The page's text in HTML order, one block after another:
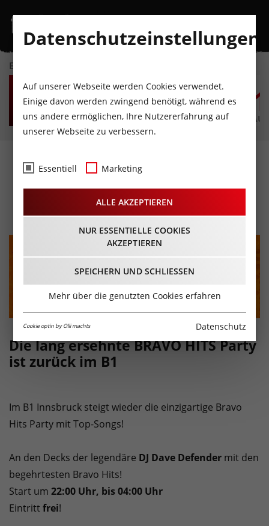
EVENTKALENDER
SA
8
AUGUST
SO
9
AUGUST
MO
10
AUGUST
DI
11
AUGUST
MI
12
AUGUST
Bravo Hits Party im B1
first floor
23.03.2024 - Beginn 22:00 Uhr
Die lang ersehnte BRAVO HITS Party
ist zurück im B1
Im B1 Innsbruck steigt wieder die einzigartige Bravo
Hits Party mit Top-Songs!
An den Decks der legendäre DJ Dave Defender mit den
begehrtesten Bravo Hits!
Start um 22:00 Uhr, bis 04:00 Uhr
Eintrittfrei!
Datenschutzeinstellungen
Auf unserer Webseite werden Cookies verwendet.
Einige davon werden zwingend benötigt, während es
uns andere ermöglichen, Ihre Nutzererfahrung auf
unserer Webseite zu verbessern.
Essentiell Marketing
ALLE AKZEPTIEREN
NUR ESSENTIELLE COOKIES
AKZEPTIEREN
SPEICHERN UND SCHLIESSEN
Mehr über die genutzten Cookies erfahren
Cookie optin by Olli machts Datenschutz